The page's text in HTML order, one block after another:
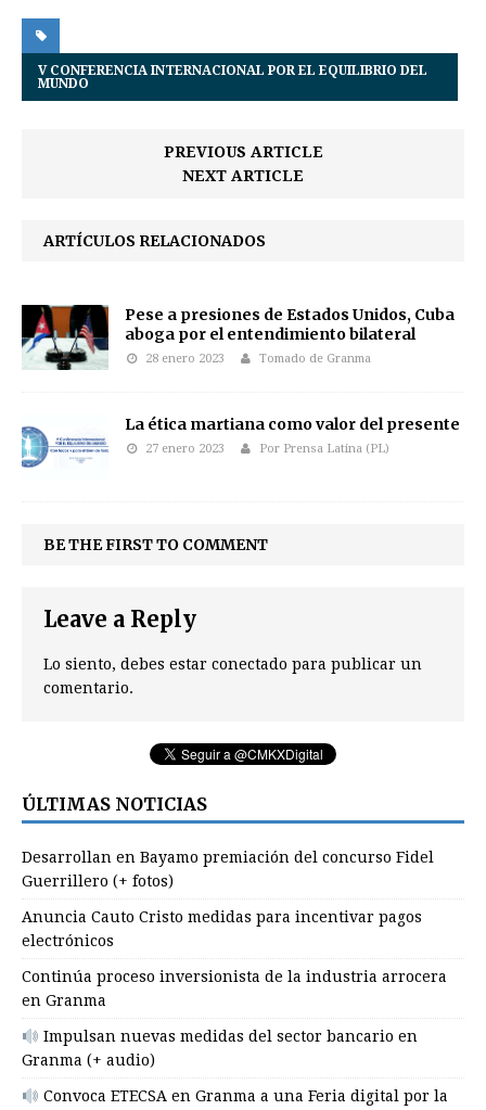
V CONFERENCIA INTERNACIONAL POR EL EQUILIBRIO DEL
MUNDO
PREVIOUS ARTICLE
NEXT ARTICLE
ARTÍCULOS RELACIONADOS
Pese a presiones de Estados Unidos, Cuba
aboga por el entendimiento bilateral
28 enero 2023 Tomado de Granma
La ética martiana como valor del presente
27 enero 2023 Por Prensa Latina (PL)
BE THE FIRST TO COMMENT
Leave a Reply
Lo siento, debes estar conectado para publicar un
comentario.
ÚLTIMAS NOTICIAS
Desarrollan en Bayamo premiación del concurso Fidel
Guerrillero (+ fotos)
Anuncia Cauto Cristo medidas para incentivar pagos
electrónicos
Continúa proceso inversionista de la industria arrocera
en Granma
Impulsan nuevas medidas del sector bancario en
Granma (+ audio)
Convoca ETECSA en Granma a una Feria digital por la